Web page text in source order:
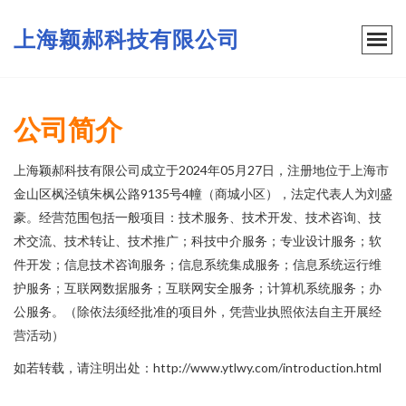
上海颖郝科技有限公司
公司简介
上海颖郝科技有限公司成立于2024年05月27日，注册地位于上海市
金山区枫泾镇朱枫公路9135号4幢（商城小区），法定代表人为刘盛
豪。经营范围包括一般项目：技术服务、技术开发、技术咨询、技
术交流、技术转让、技术推广；科技中介服务；专业设计服务；软
件开发；信息技术咨询服务；信息系统集成服务；信息系统运行维
护服务；互联网数据服务；互联网安全服务；计算机系统服务；办
公服务。（除依法须经批准的项目外，凭营业执照依法自主开展经
营活动）
如若转载，请注明出处：http://www.ytlwy.com/introduction.html